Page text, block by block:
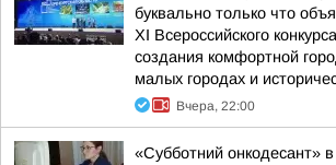
буквально только что
XI Всероссийского
создания комфортной
малых городах и
Вчера, 22:00
«Субботний онкодесант»